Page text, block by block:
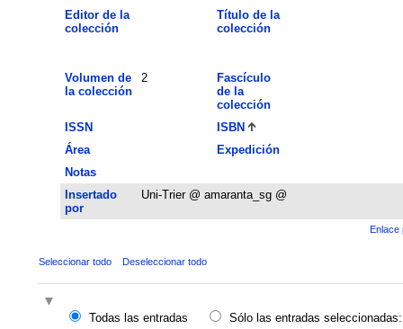
Editor de la
colección
Título de la
colección
Volumen de
la colección
2
Fascículo
de la
colección
ISSN
ISBN
Área
Expedición
Notas
Insertado
por
Uni-Trier @ amaranta_sg @
Enlace
Seleccionar todo Deseleccionar todo
Todas las entradas
Sólo las entradas seleccionadas: